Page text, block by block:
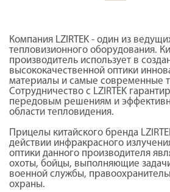
Компания LZIRTEK - один из
тепловизионного оборудования.
производитель использует в
высококачественной оптики
материалы и самые современные
Сотрудничество с LZIRTEK
передовым решениям и
области тепловидения.
Прицелы китайского бренда
действии инфракрасного
оптики данного производителя
охоты, бойцы, выполняющие
военной службы,
охраны.